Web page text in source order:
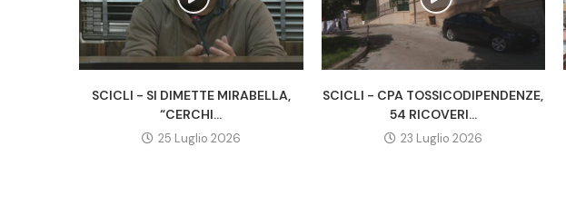
SCICLI - SI DIMETTE MIRABELLA,
“CERCHI...
25 Luglio 2026
SCICLI - CPA TOSSICODIPENDENZE,
54 RICOVERI...
23 Luglio 2026